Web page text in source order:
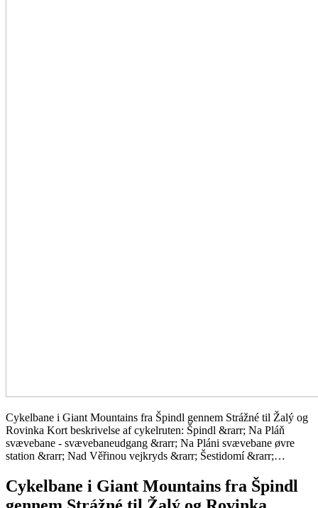
Cykelbane i Giant Mountains fra Špindl gennem Strážné til Žalý og
Rovinka Kort beskrivelse af cykelruten: Špindl &rarr; Na Pláň
svævebane - svævebaneudgang &rarr; Na Pláni svævebane øvre
station &rarr; Nad Věřinou vejkryds &rarr; Šestidomí &rarr;…
Cykelbane i Giant Mountains fra Špindl